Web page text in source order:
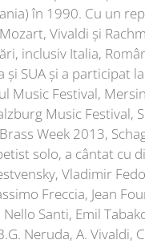
în 1990. Cu un
Vivaldi și
inclusiv Italia,
și SUA și a participat
Music Festival,
Music Festival,
Week 2013,
solo, a cântat cu
Vladimir
Freccia, Jean
Santi, Emil
Neruda, A. Vivaldi,